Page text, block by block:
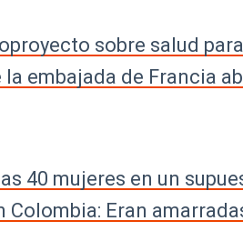
sobre salud
embajada de Francia
40 mujeres en un
Colombia: Eran